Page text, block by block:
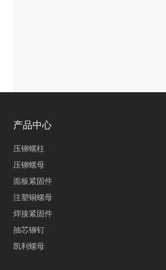
产品中心
压铆螺柱
压铆螺母
面板紧固件
注塑铜螺母
焊接紧固件
抽芯铆钉
凯利螺母